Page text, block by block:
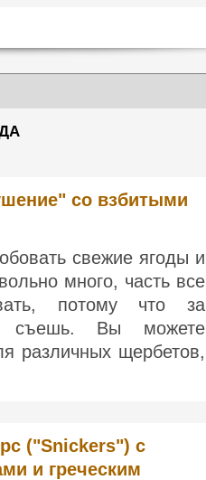
со взбитыми
свежие ягоды и
много, часть все
потому что за
съешь. Вы можете
различных щербетов,
("Snickers") с
и греческим